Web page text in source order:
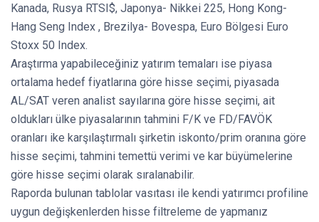
Kanada, Rusya RTSI$, Japonya- Nikkei 225, Hong Kong-
Hang Seng Index , Brezilya- Bovespa, Euro Bölgesi Euro
Stoxx 50 Index.
Araştırma yapabileceğiniz yatırım temaları ise piyasa
ortalama hedef fiyatlarına göre hisse seçimi, piyasada
AL/SAT veren analist sayılarına göre hisse seçimi, ait
oldukları ülke piyasalarının tahmini F/K ve FD/FAVÖK
oranları ike karşılaştırmalı şirketin iskonto/prim oranına göre
hisse seçimi, tahmini temettü verimi ve kar büyümelerine
göre hisse seçimi olarak sıralanabilir.
Raporda bulunan tablolar vasıtası ile kendi yatırımcı profiline
uygun değişkenlerden hisse filtreleme de yapmanız